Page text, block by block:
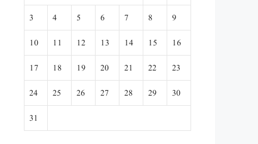
3
4 5 6 7 8
9
10
11 12 13 14 15
16
17
18 19 20 21 22
23
24
25 26 27 28 29
30
31